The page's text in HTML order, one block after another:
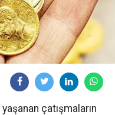
çatışmaların